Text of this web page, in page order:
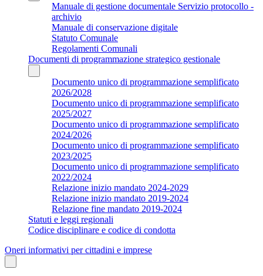
Manuale di gestione documentale Servizio protocollo -
archivio
Manuale di conservazione digitale
Statuto Comunale
Regolamenti Comunali
Documenti di programmazione strategico gestionale
Documento unico di programmazione semplificato
2026/2028
Documento unico di programmazione semplificato
2025/2027
Documento unico di programmazione semplificato
2024/2026
Documento unico di programmazione semplificato
2023/2025
Documento unico di programmazione semplificato
2022/2024
Relazione inizio mandato 2024-2029
Relazione inizio mandato 2019-2024
Relazione fine mandato 2019-2024
Statuti e leggi regionali
Codice disciplinare e codice di condotta
Oneri informativi per cittadini e imprese